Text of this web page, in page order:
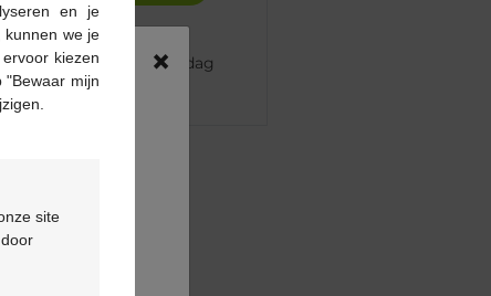
besteld, volgende werkdag
×
en je
kunnen we je
kiezen
mijn
site